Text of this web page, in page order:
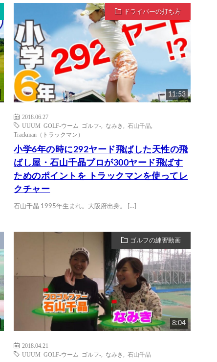
ドライバーの打ち方
11:53
2018.06.27
UUUM GOLF-ウーム ゴルフ-
なみき ,石山千晶
Trackman（トラックマン）
小学6年の時に292ヤード飛ばした天性の飛
ばし屋・石山千晶プロが300ヤード飛ばす
ためのポイントを トラックマンを使ってレ
クチャー
石山千晶 1995年生まれ。大阪府出身。 […]
ゴルフの練習動画
8:04
2018.04.21
UUUM GOLF-ウーム ゴルフ-
なみき ,石山千晶